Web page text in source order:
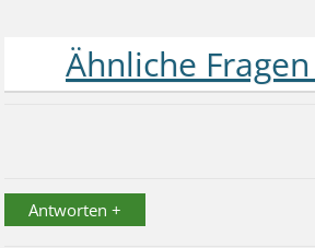
Antworten +